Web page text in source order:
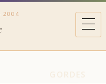
2004